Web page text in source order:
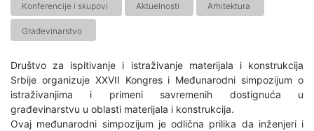
Konferencije i skupovi Aktuelnosti Arhitektura
Građevinarstvo
Društvo za ispitivanje i istraživanje materijala i konstrukcija
Srbije organizuje XXVII Kongres i Međunarodni simpozijum o
istraživanjima i primeni savremenih dostignuća u
građevinarstvu u oblasti materijala i konstrukcija.
Ovaj međunarodni simpozijum je odlična prilika da inženjeri i